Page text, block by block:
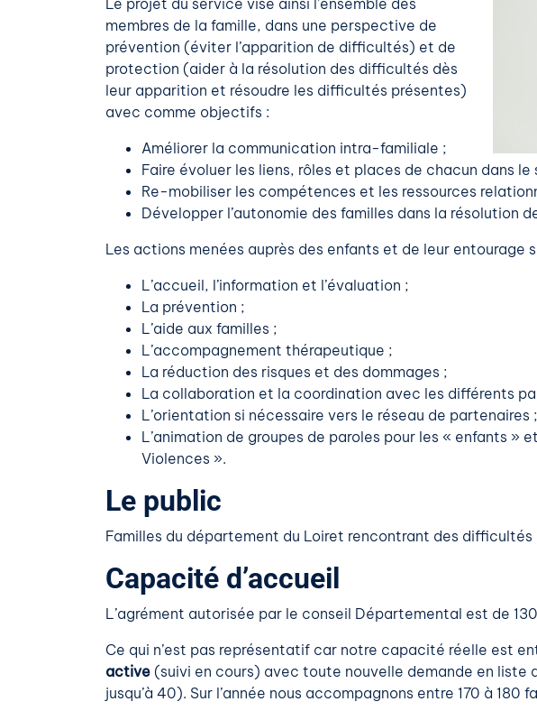
Le projet du service vise ainsi l’ensemble des
membres de la famille, dans une perspective de
prévention (éviter l’apparition de difficultés) et de
protection (aider à la résolution des difficultés dès
leur apparition et résoudre les difficultés présentes)
avec comme objectifs :
Améliorer la communication intra-familiale ;
Faire évoluer les liens, rôles et places de chacun dans le
Re-mobiliser les compétences et les ressources
Développer l’autonomie des familles dans la résolution
Les actions menées auprès des enfants et de leur entourage
L’accueil, l’information et l’évaluation ;
La prévention ;
L’aide aux familles ;
L’accompagnement thérapeutique ;
La réduction des risques et des dommages ;
La collaboration et la coordination avec les différents
L’orientation si nécessaire vers le réseau de partenaires ;
L’animation de groupes de paroles pour les « enfants »
Violences ».
Le public
Familles du département du Loiret rencontrant des difficultés
Capacité d’accueil
L’agrément autorisée par le conseil Départemental est de
Ce qui n’est pas représentatif car notre capacité réelle est
active (suivi en cours) avec toute nouvelle demande en liste
jusqu’à 40). Sur l’année nous accompagnons entre 170 à 180